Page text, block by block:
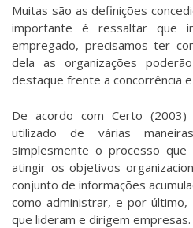
Muitas são as definições
importante é ressaltar que
empregado, precisamos ter
dela as organizações
destaque frente a concorrência
De acordo com Certo
utilizado de várias
simplesmente o processo
atingir os objetivos
conjunto de informações
como administrar, e por
que lideram e dirigem empresas.